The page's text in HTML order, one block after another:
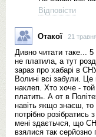
Відповісти
Отакої 21
Дивно читати таке... 5
не платила, а тут
зараз про хабарі в
Волині всі забули.
наклеп. Хто хоче -
платить. А от в
навіть якщо знаєш,
потрібно
мені здаєтьчся, що
взялися так серйозно